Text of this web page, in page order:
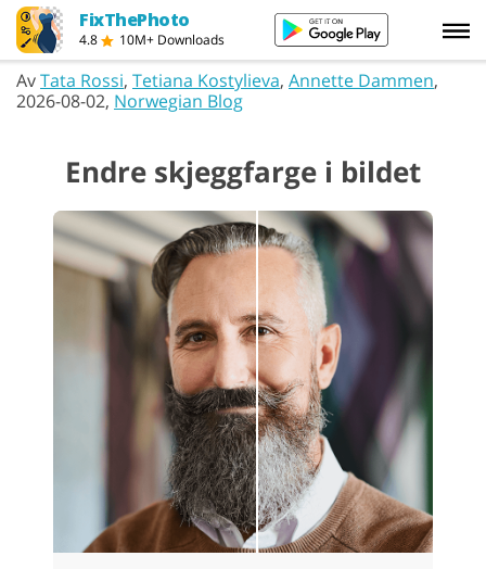
FixThePhoto
4.8 10M+ Downloads
AvTata Rossi, Tetiana Kostylieva, Annette Dammen,
2026-08-02, Norwegian Blog
Endre skjeggfarge i bildet